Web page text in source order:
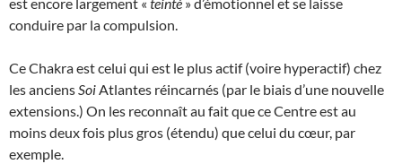
est encore largement « teinté » d’émotionnel et se laisse
conduire par la compulsion.
Ce Chakra est celui qui est le plus actif (voire hyperactif) chez
les anciensSoiAtlantes réincarnés (par le biais d’une nouvelle
extensions.) On les reconnaît au fait que ce Centre est au
moins deux fois plus gros (étendu) que celui du cœur, par
exemple.